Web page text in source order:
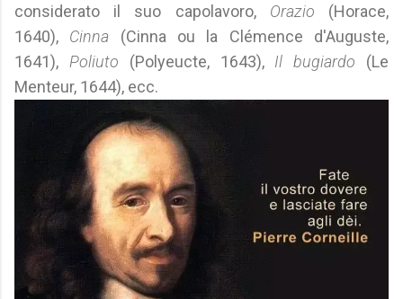
considerato il suo capolavoro, Orazio (Horace,
1640), Cinna (Cinna ou la Clémence d'Auguste,
1641), Poliuto (Polyeucte, 1643), Il bugiardo (Le
Menteur, 1644), ecc.